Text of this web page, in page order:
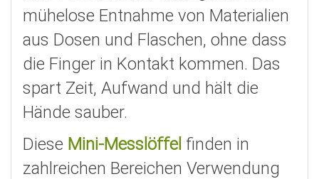
mühelose Entnahme von Materialien
aus Dosen und Flaschen, ohne dass
die Finger in Kontakt kommen. Das
spart Zeit, Aufwand und hält die
Hände sauber.
Diese Mini-Messlöffel finden in
zahlreichen Bereichen Verwendung